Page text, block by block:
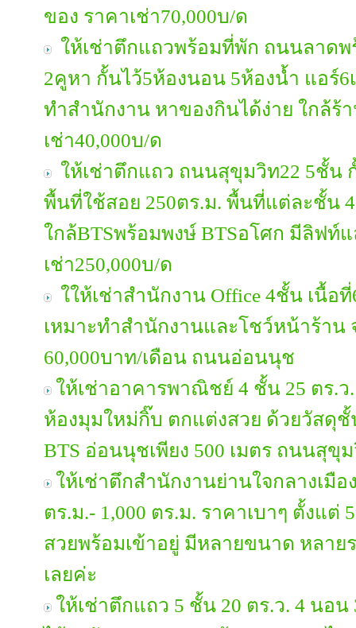
ของ ราคาเช่า70,000บ/ด
ให้เช่าตึกแถวพร้อมที่พัก ถนนลาดพ
2คูหา กั้นไว้5ห้องนอน 5ห้องน้ำ แอร์6
ทำสำนักงาน หาของกินได้ง่าย ใกล้ร้
เช่า40,000บ/ด
ให้เช่าตึกแถว ถนนสุขุมวิท22 5ชั้น
พื้นที่ใช้สอย 250ตร.ม. พื้นที่แต่ละชั้น
ใกล้BTSพร้อมพงษ์ BTSอโศก มีลิฟท์
เช่า250,000บ/ด
ใให้เช่าสำนักงาน Office 4ชั้น เนื้อ
เหมาะทำสำนักงานและโชว์หน้าร้าน
60,000บาท/เดือน ถนนอ่อนนุช
ให้เช่าอาคารพาณิชย์ 4 ชั้น 25 ตร.ว
ห้องมุมใหม่กิ๊บ ตกแต่งสวย ด้วยวัสดุชั้
BTS อ่อนนุชเพียง 500 เมตร ถนนสุขุ
ให้เช่าตึกสำนักงานย่านใจกลางเมื
ตร.ม.- 1,000 ตร.ม. ราคาเบาๆ ตั้งแต่
สวยพร้อมเข้าอยู่ มีหลายขนาด หลา
เลยค่ะ
ให้เช่าตึกแถว 5 ชั้น 20 ตร.ว. 4 นอน